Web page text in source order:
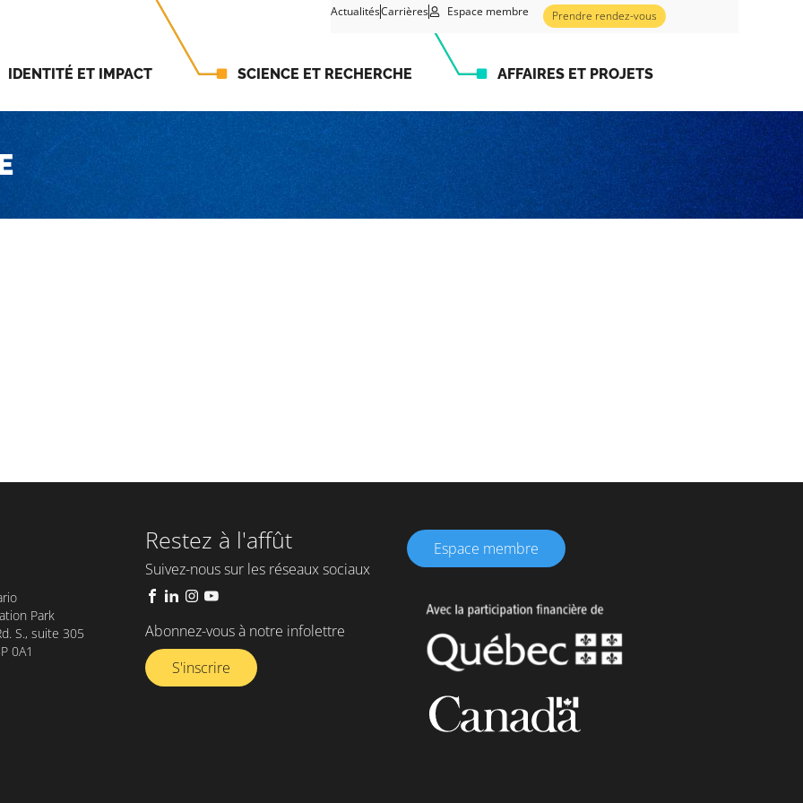
ActualitésCarrières Espace membre Prendre rendez-vous
IDENTITÉ ET IMPACT SCIENCE ET RECHERCHE AFFAIRES ET PROJETS
Park
S., suite 305
0A1
Restez à l'affût
Suivez-nous sur les réseaux sociaux
Abonnez-vous à notre infolettre​
S'inscrire
Espace membre